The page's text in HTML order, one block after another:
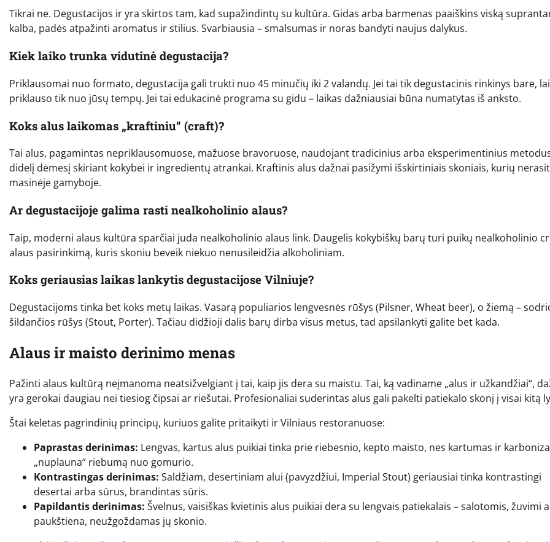
Tikrai ne. Degustacijos ir yra skirtos tam, kad supažindintų su kultūra. Gidas arba barmenas paaiškins viską
kalba, padės atpažinti aromatus ir stilius. Svarbiausia – smalsumas ir noras bandyti naujus dalykus.
Kiek laiko trunka vidutinė degustacija?
Priklausomai nuo formato, degustacija gali trukti nuo 45 minučių iki 2 valandų. Jei tai tik degustacinis rinkinys bare,
priklauso tik nuo jūsų tempų. Jei tai edukacinė programa su gidu – laikas dažniausiai būna numatytas iš anksto.
Koks alus laikomas „kraftiniu“ (craft)?
Tai alus, pagamintas nepriklausomuose, mažuose bravoruose, naudojant tradicinius arba eksperimentinius
didelį dėmesį skiriant kokybei ir ingredientų atrankai. Kraftinis alus dažnai pasižymi išskirtiniais skoniais, kurių
masinėje gamyboje.
Ar degustacijoje galima rasti nealkoholinio alaus?
Taip, moderni alaus kultūra sparčiai juda nealkoholinio alaus link. Daugelis kokybiškų barų turi puikų nealkoholinio
alaus pasirinkimą, kuris skoniu beveik niekuo nenusileidžia alkoholiniam.
Koks geriausias laikas lankytis degustacijose Vilniuje?
Degustacijoms tinka bet koks metų laikas. Vasarą populiarios lengvesnės rūšys (Pilsner, Wheat beer), o žiemą –
šildančios rūšys (Stout, Porter). Tačiau didžioji dalis barų dirba visus metus, tad apsilankyti galite bet kada.
Alaus ir maisto derinimo menas
Pažinti alaus kultūrą neįmanoma neatsižvelgiant į tai, kaip jis dera su maistu. Tai, ką vadiname „alus ir užkandžiai“,
yra gerokai daugiau nei tiesiog čipsai ar riešutai. Profesionaliai suderintas alus gali pakelti patiekalo skonį į visai kitą
Štai keletas pagrindinių principų, kuriuos galite pritaikyti ir Vilniaus restoranuose:
Paprastas derinimas: Lengvas, kartus alus puikiai tinka prie riebesnio, kepto maisto, nes kartumas ir
„nuplauna“ riebumą nuo gomurio.
Kontrastingas derinimas: Saldžiam, desertiniam alui (pavyzdžiui, Imperial Stout) geriausiai tinka kontrastingi
desertai arba sūrus, brandintas sūris.
Papildantis derinimas: Švelnus, vaisiškas kvietinis alus puikiai dera su lengvais patiekalais – salotomis, žuvimi
paukštiena, neužgoždamas jų skonio.